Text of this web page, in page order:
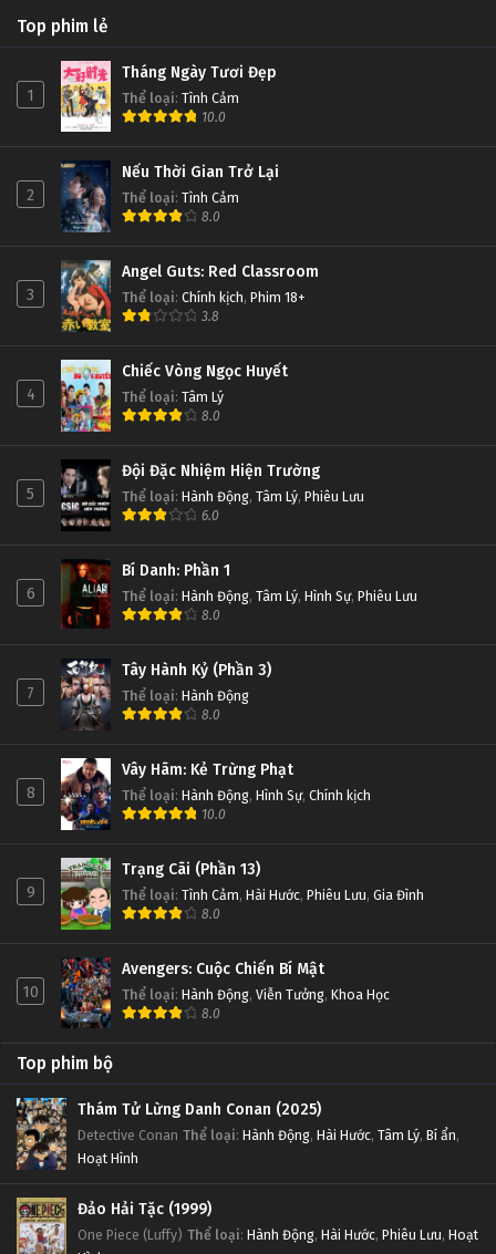
Top phim lẻ
1
Tháng Ngày Tươi Đẹp
Thể loại: Tình Cảm
10.0
2
Nếu Thời Gian Trở Lại
Thể loại: Tình Cảm
8.0
3
Angel Guts: Red Classroom
Thể loại: Chính kịch, Phim 18+
3.8
4
Chiếc Vòng Ngọc Huyết
Thể loại: Tâm Lý
8.0
5
Đội Đặc Nhiệm Hiện Trường
Thể loại: Hành Động, Tâm Lý, Phiêu Lưu
6.0
6
Bí Danh: Phần 1
Thể loại: Hành Động, Tâm Lý, Hình Sự, Phiêu Lưu
8.0
7
Tây Hành Kỷ (Phần 3)
Thể loại: Hành Động
8.0
8
Vây Hãm: Kẻ Trừng Phạt
Thể loại: Hành Động, Hình Sự, Chính kịch
10.0
9
Trạng Cãi (Phần 13)
Thể loại: Tình Cảm, Hài Hước, Phiêu Lưu, Gia Đình
8.0
10
Avengers: Cuộc Chiến Bí Mật
Thể loại: Hành Động, Viễn Tưởng, Khoa Học
8.0
Top phim bộ
Thám Tử Lừng Danh Conan (2025)
Detective Conan Thể loại: Hành Động, Hài Hước, Tâm Lý, Bí ẩn,
Hoạt Hình
Đảo Hải Tặc (1999)
One Piece (Luffy) Thể loại: Hành Động, Hài Hước, Phiêu Lưu, Hoạt